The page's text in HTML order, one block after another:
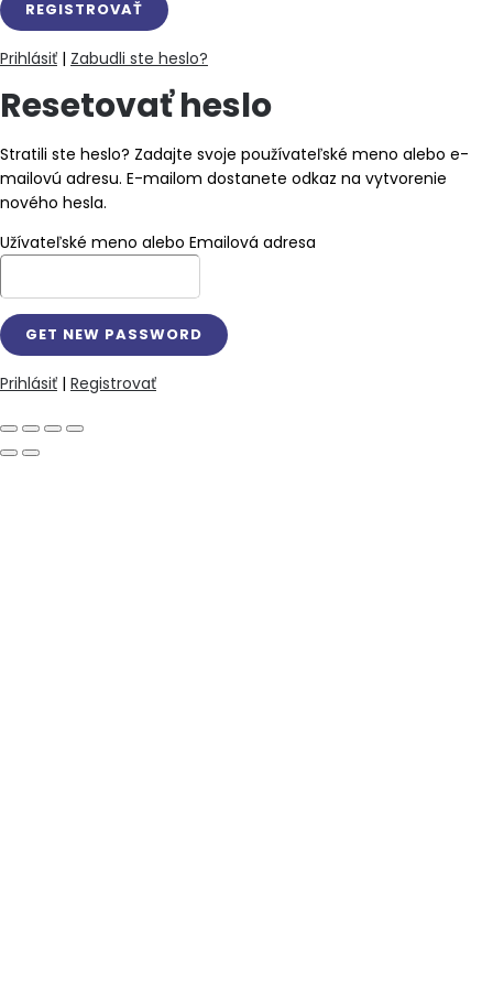
Prihlásiť | Zabudli ste heslo?
Resetovať heslo
Stratili ste heslo? Zadajte svoje používateľské meno alebo e-
mailovú adresu. E-mailom dostanete odkaz na vytvorenie
nového hesla.
Užívateľské meno alebo Emailová adresa
Prihlásiť | Registrovať